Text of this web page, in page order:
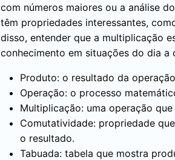
com números maiores ou a análise
têm propriedades interessantes,
disso, entender que a multiplicação
conhecimento em situações do dia
Produto: o resultado da
Operação: o processo
Multiplicação: uma operação
Comutatividade: propriedade
o resultado.
Tabuada: tabela que mostra